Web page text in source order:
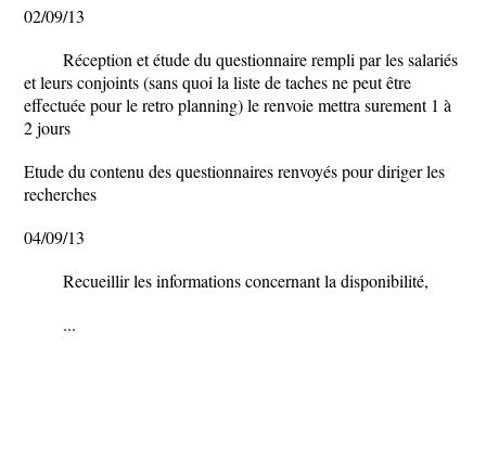
02/09/13
Réception et étude du questionnaire rempli par les salariés
et leurs conjoints (sans quoi la liste de taches ne peut être
effectuée pour le retro planning) le renvoie mettra surement 1 à
2 jours
Etude du contenu des questionnaires renvoyés pour diriger les
recherches
04/09/13
Recueillir les informations concernant la disponibilité,
...